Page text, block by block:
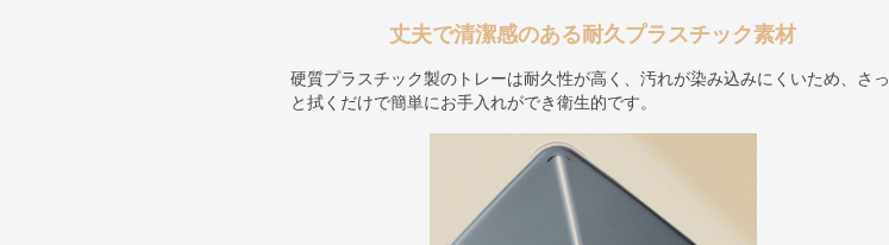
丈夫で清潔感のある耐久プラスチック素材
硬質プラスチック製のトレーは耐久性が高く、汚れが染み込みにくいため、さっ
と拭くだけで簡単にお手入れができ衛生的です。